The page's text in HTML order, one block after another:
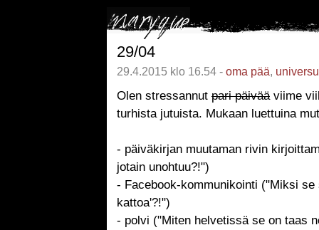
29/04
29.4.2015 klo 16.54 - oma pää,
Olen stressannut pari päivääviime
turhista jutuista. Mukaan luettuina
- päiväkirjan muutaman rivin
jotain unohtuu?!")
- Facebook-kommunikointi ("Miksi se
kattoa'?!")
- polvi ("Miten helvetissä se on taas